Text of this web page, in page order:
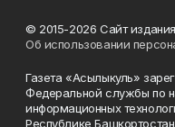
© 2015-2026 Сайт
Об использовании
Газета «Асылыкуль»
Федеральной службы по
информационных
Республике